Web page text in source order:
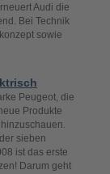
Audi die
Bei Technik
sowie
Peugeot, die
Produkte
sieben
ist das erste
Darum geht